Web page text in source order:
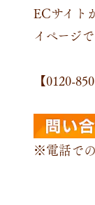
ECサイト
イページ
【0120-
※電話での